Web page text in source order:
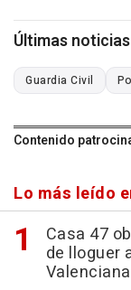
Últimas
Guardia Civil
Contenido
Lo más leído
Casa 47
de lloguer
Valenciana